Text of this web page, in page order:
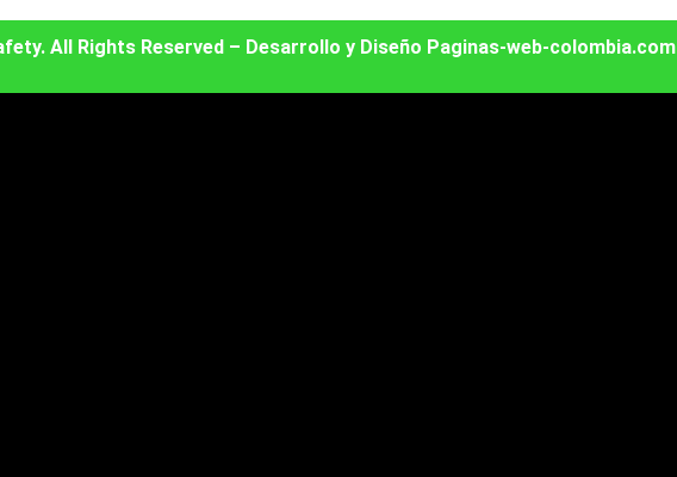
All Rights Reserved – Desarrollo y Diseño Paginas-web-colombia.com